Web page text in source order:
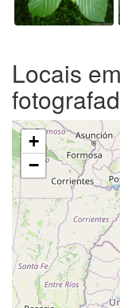
Locais
+
−